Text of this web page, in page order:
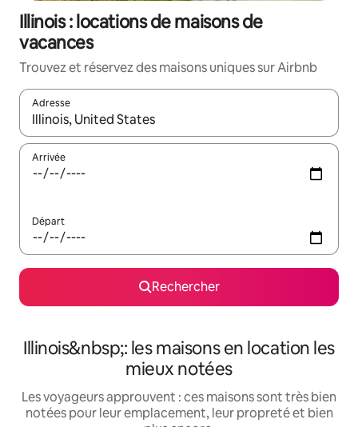
Illinois : locations de maisons de
vacances
Trouvez et réservez des maisons uniques sur Airbnb
Adresse
Lorsque les résultats s'affichent, utilisez les flèches vers le
Arrivée
Départ
Rechercher
Illinois&nbsp;: les maisons en location les
mieux notées
Les voyageurs approuvent : ces maisons sont très bien
notées pour leur emplacement, leur propreté et bien